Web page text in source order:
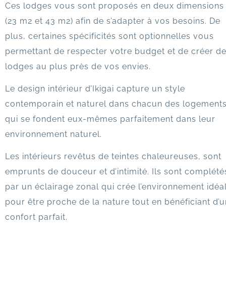
Ces lodges vous sont proposés en deux dimensions
(23 m2 et 43 m2) afin de s’adapter à vos besoins. De
plus, certaines spécificités sont optionnelles vous
permettant de respecter votre budget et de créer
lodges au plus près de vos envies.
Le design intérieur d’Ikigai capture un style
contemporain et naturel dans chacun des
qui se fondent eux-mêmes parfaitement dans leur
environnement naturel.
Les intérieurs revêtus de teintes chaleureuses, sont
emprunts de douceur et d’intimité. Ils sont
par un éclairage zonal qui crée l’environnement
pour être proche de la nature tout en bénéficiant
confort parfait.